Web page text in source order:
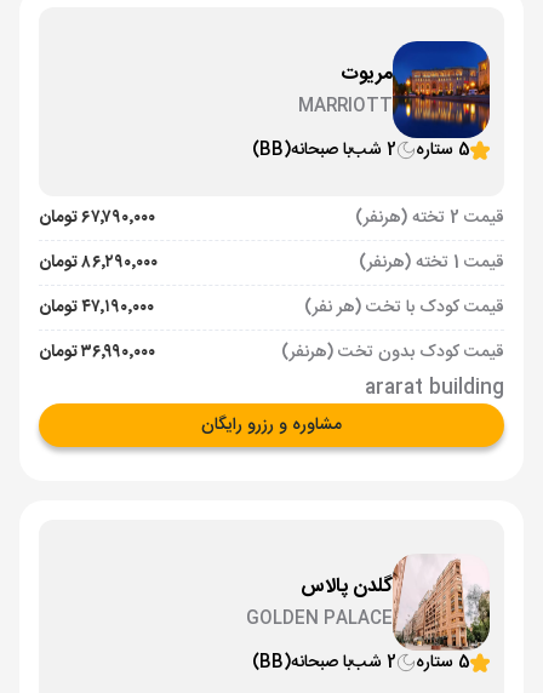
مریوت
MARRIOTT
5 ستاره
2 شب با صبحانه(BB)
قیمت 2 تخته (هرنفر)
۶۷٬۷۹۰٬۰۰۰ تومان
قیمت 1 تخته (هرنفر)
۸۶٬۲۹۰٬۰۰۰ تومان
قیمت کودک با تخت (هر نفر)
۴۷٬۱۹۰٬۰۰۰ تومان
قیمت کودک بدون تخت (هرنفر)
۳۶٬۹۹۰٬۰۰۰ تومان
ararat building
مشاوره و رزرو رایگان
گلدن پالاس
GOLDEN PALACE
5 ستاره
2 شب با صبحانه(BB)